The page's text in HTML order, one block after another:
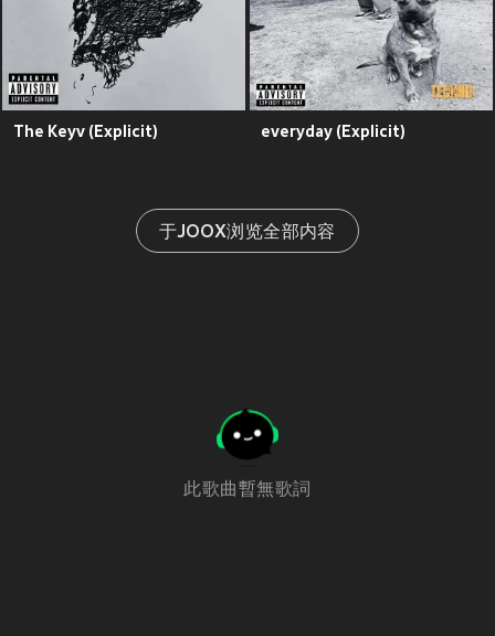
The Keyv (Explicit) everyday (Explicit)
于JOOX浏览全部内容
此歌曲暫無歌詞